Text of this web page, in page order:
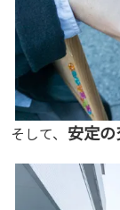
そして、 安定の